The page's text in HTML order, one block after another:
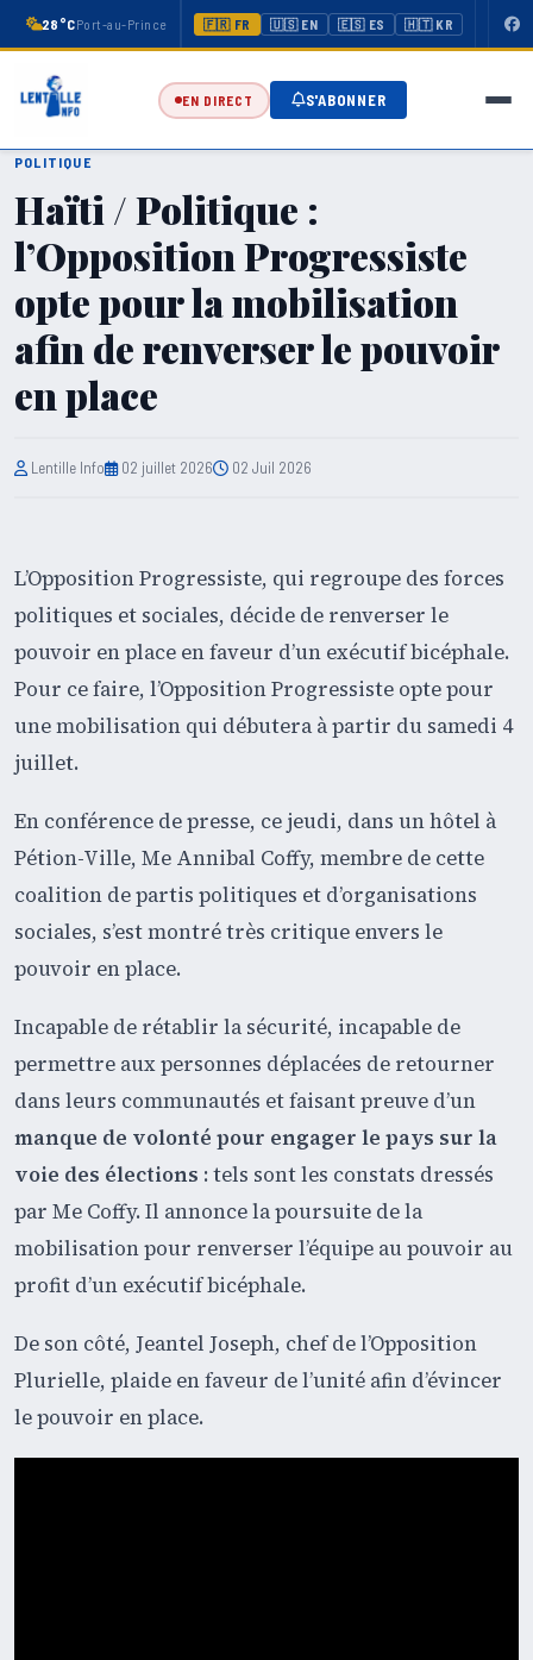
28°CPort-au-Prince 🇫🇷 FR 🇺🇸 EN 🇪🇸 ES 🇭🇹 KR
EN DIRECT S'ABONNER
POLITIQUE
Haïti / Politique :
l’Opposition Progressiste
opte pour la mobilisation
afin de renverser le pouvoir
en place
Lentille Info 02 juillet 2026 02 Juil 2026
L’Opposition Progressiste, qui regroupe des forces
politiques et sociales, décide de renverser le
pouvoir en place en faveur d’un exécutif bicéphale.
Pour ce faire, l’Opposition Progressiste opte pour
une mobilisation qui débutera à partir du samedi 4
juillet.
En conférence de presse, ce jeudi, dans un hôtel à
Pétion-Ville, Me Annibal Coffy, membre de cette
coalition de partis politiques et d’organisations
sociales, s’est montré très critique envers le
pouvoir en place.
Incapable de rétablir la sécurité, incapable de
permettre aux personnes déplacées de retourner
dans leurs communautés et faisant preuve d’un
manque de volonté pour engager le pays sur la
voie des élections : tels sont les constats dressés
par Me Coffy. Il annonce la poursuite de la
mobilisation pour renverser l’équipe au pouvoir au
profit d’un exécutif bicéphale.
De son côté, Jeantel Joseph, chef de l’Opposition
Plurielle, plaide en faveur de l’unité afin d’évincer
le pouvoir en place.